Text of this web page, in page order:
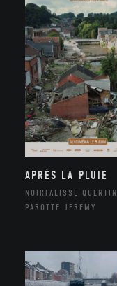
APRÈS LA PLUIE
NOIRFALISSE QUENTIN,
PAROTTE JEREMY